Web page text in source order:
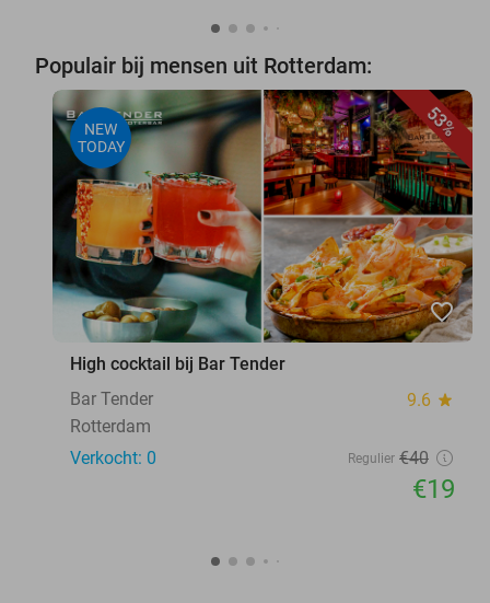
Populair bij mensen uit Rotterdam:
53%
NEW
TODAY
favorite_border
High cocktail bij Bar Tender
Bar Tender
9.6 star
Rotterdam
Verkocht: 0
Regulier €40
€19